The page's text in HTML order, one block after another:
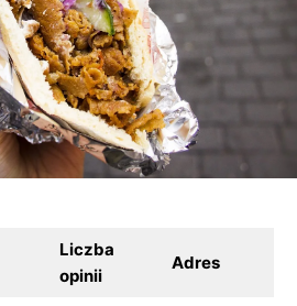
Liczba
opinii
Adres